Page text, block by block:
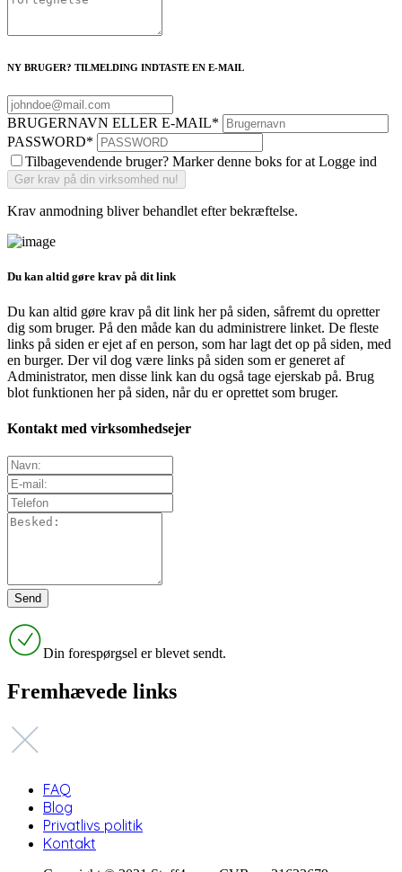
NY BRUGER? TILMELDING INDTASTE EN E-MAIL
BRUGERNAVN ELLER E-MAIL*
PASSWORD*
Tilbagevendende bruger? Marker denne boks for at Logge ind
Krav anmodning bliver behandlet efter bekræftelse.
Du kan altid gøre krav på dit link
Du kan altid gøre krav på dit link her på siden, såfremt du opretter
dig som bruger. På den måde kan du administrere linket. De fleste
links på siden er ejet af en person, som har lagt det op på siden, med
en burger. Der vil dog være links på siden som er generet af
Administrator, men disse link kan du også tage ejerskab på. Brug
blot funktionen her på siden, når du er oprettet som bruger.
Kontakt med virksomhedsejer
Din forespørgsel er blevet sendt.
Fremhævede links
FAQ
Blog
Privatlivs politik
Kontakt